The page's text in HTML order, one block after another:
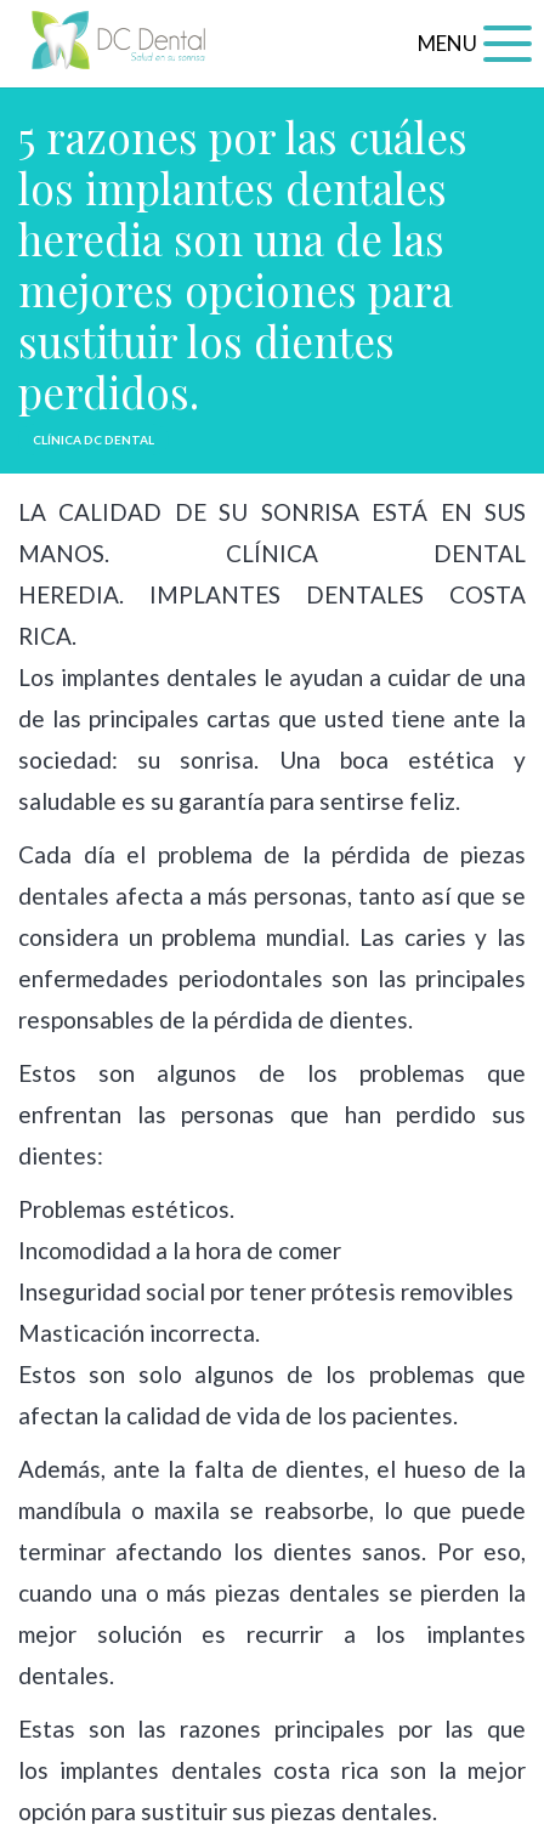
MENU
5 razones por las cuáles
los implantes dentales
heredia son una de las
mejores opciones para
sustituir los dientes
perdidos.
CLÍNICA DC DENTAL
LA CALIDAD DE SU SONRISA ESTÁ EN SUS
MANOS. CLÍNICA DENTAL
HEREDIA. IMPLANTES DENTALES COSTA
RICA.
Los implantes dentales le ayudan a cuidar de una
de las principales cartas que usted tiene ante la
sociedad: su sonrisa. Una boca estética y
saludable es su garantía para sentirse feliz.
Cada día el problema de la pérdida de piezas
dentales afecta a más personas, tanto así que se
considera un problema mundial. Las caries y las
enfermedades periodontales son las principales
responsables de la pérdida de dientes.
Estos son algunos de los problemas que
enfrentan las personas que han perdido sus
dientes:
Problemas estéticos.
Incomodidad a la hora de comer
Inseguridad social por tener prótesis removibles
Masticación incorrecta.
Estos son solo algunos de los problemas que
afectan la calidad de vida de los pacientes.
Además, ante la falta de dientes, el hueso de la
mandíbula o maxila se reabsorbe, lo que puede
terminar afectando los dientes sanos. Por eso,
cuando una o más piezas dentales se pierden la
mejor solución es recurrir a los implantes
dentales.
Estas son las razones principales por las que
los implantes dentales costa rica son la mejor
opción para sustituir sus piezas dentales.